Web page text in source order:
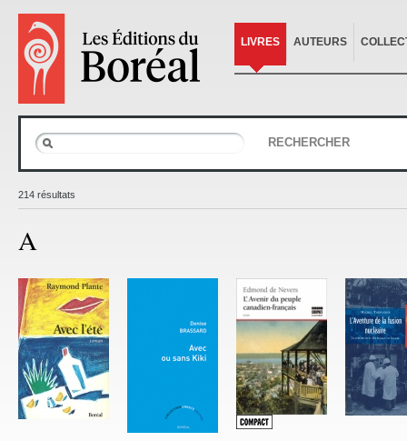
LIVRES AUTEURS
RECHERCHER
214 résultats
A